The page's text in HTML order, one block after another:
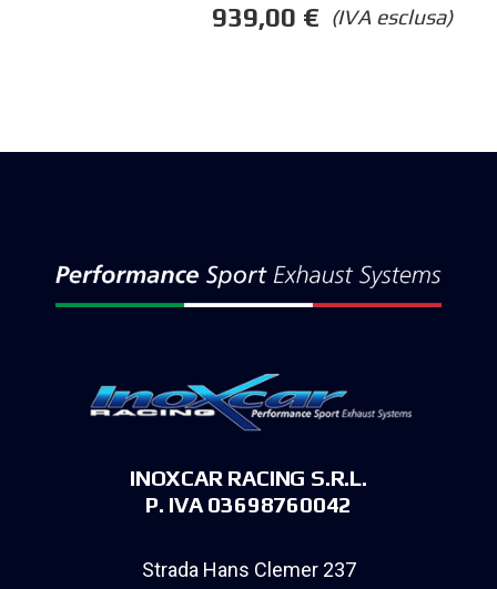
(IVA esclusa)
939,00 €
INOXCAR RACING S.R.L.
P. IVA 03698760042
Strada Hans Clemer 237